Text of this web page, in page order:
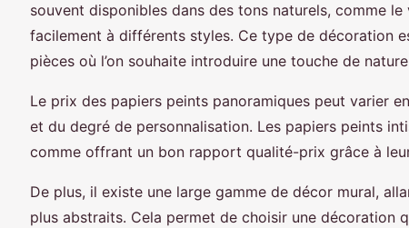
souvent disponibles dans des tons naturels, comme
facilement à différents styles. Ce type de décoration
pièces où l’on souhaite introduire une touche de
Le prix des papiers peints panoramiques peut varier
et du degré de personnalisation. Les papiers peints
comme offrant un bon rapport qualité-prix grâce à
De plus, il existe une large gamme de décor mural,
plus abstraits. Cela permet de choisir une décoration